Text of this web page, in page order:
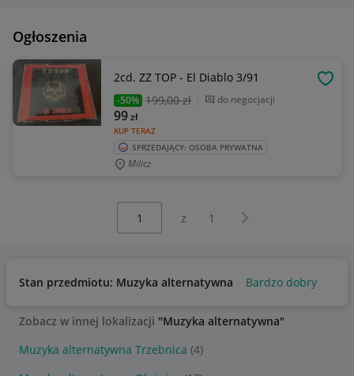
Ogłoszenia
2cd. ZZ TOP - El Diablo 3/91
-50% 199,00 zł do negocjacji
KUP TERAZ
99zł
SPRZEDAJĄCY: OSOBA PRYWATNA
Milicz
z 1 Następna strona
Stan przedmiotu: Muzyka alternatywna Bardzo dobry
Zobacz w innej lokalizacji "Muzyka alternatywna"
Muzyka alternatywna Trzebnica (4)